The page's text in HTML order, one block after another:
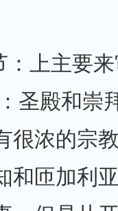
：上主要
圣殿和崇
很浓的宗
和匝加利